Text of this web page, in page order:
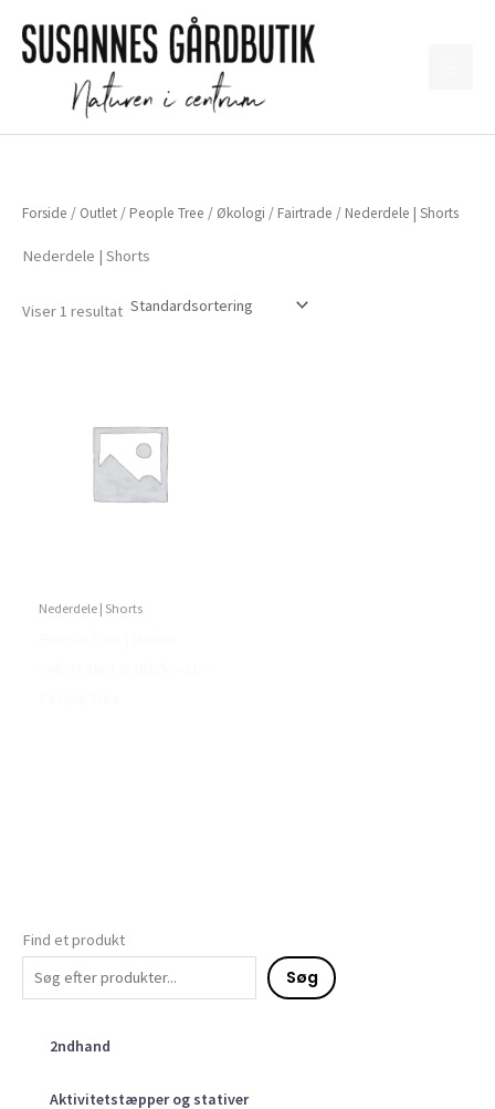
Find et produkt
Søg
2ndhand
Aktivitetstæpper og stativer
Forside / Outlet / People Tree / Økologi / Fairtrade / Nederdele | Shorts
Nederdele | Shorts
Viser 1 resultat
Nederdele | Shorts